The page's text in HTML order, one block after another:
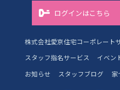
ログインはこちら
株式会社愛京住宅コーポレート
スタッフ指名サービス
イベン
お知らせ
スタッフブログ 家